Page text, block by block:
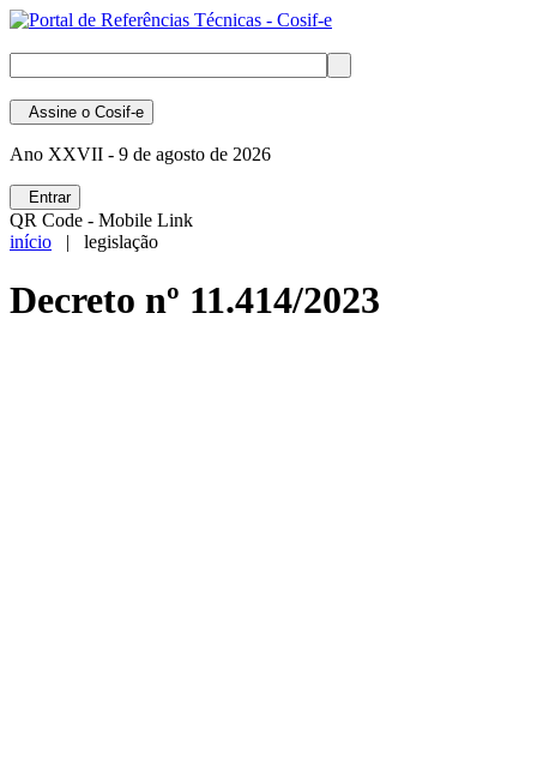
Assine o Cosif-e
Ano XXVII - 9 de agosto de 2026
Entrar
QR Code - Mobile Link
início | legislação
Decreto nº 11.414/2023